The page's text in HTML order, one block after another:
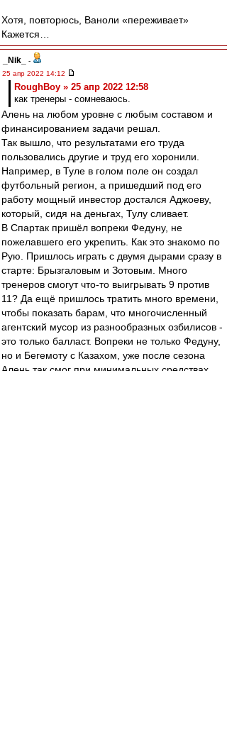
Хотя, повторюсь, Ваноли «переживает»
Кажется…
_Nik_
-
25 апр 2022 14:12
RoughBoy » 25 апр 2022 12:58
как тренеры - сомневаюсь.
Алень на любом уровне с любым составом и
финансированием задачи решал.
Так вышло, что результатами его труда
пользовались другие и труд его хоронили.
Например, в Туле в голом поле он создал
футбольный регион, а пришедший под его
работу мощный инвестор достался Аджоеву,
который, сидя на деньгах, Тулу сливает.
В Спартак пришёл вопреки Федуну, не
пожелавшего его укрепить. Как это знакомо по
Рую. Пришлось играть с двумя дырами сразу в
старте: Брызгаловым и Зотовым. Много
тренеров смогут что-то выигрывать 9 против
11? Да ещё пришлось тратить много времени,
чтобы показать барам, что многочисленный
агентский мусор из разнообразных озбилисов -
это только балласт. Вопреки не только Федуну,
но и Бегемоту с Казахом, уже после сезона
Алень так смог при минимальных средствах